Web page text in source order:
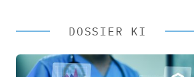
DOSSIER KI